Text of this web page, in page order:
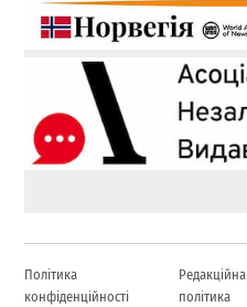
Політика
конфіденційності
Редакційна
політика